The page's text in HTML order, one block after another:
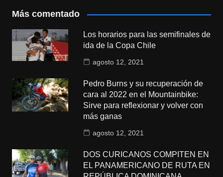
Más comentado
Los horarios para las semifinales de
ida de la Copa Chile
agosto 12, 2021
Pedro Burns y su recuperación de
cara al 2022 en el Mountainbike:
Sirve para reflexionar y volver con
más ganas
agosto 12, 2021
DOS CURICANOS COMPITEN EN
EL PANAMERICANO DE RUTA EN